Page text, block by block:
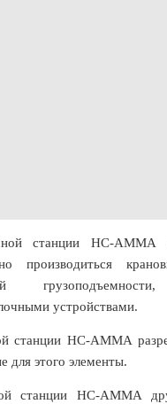
станции НС-АММА
производиться
устройствами.
станции НС-АММА
для этого элементы.
станции НС-АММА